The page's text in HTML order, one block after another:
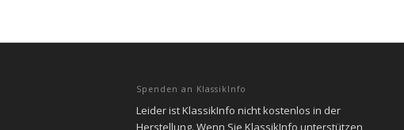
Spenden an KlassikInfo
Leider ist KlassikInfo nicht kostenlos in der
Herstellung. Wenn Sie KlassikInfo unterstützen,